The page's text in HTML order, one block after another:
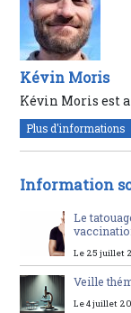
Kévin Moris
Kévin Moris est
Plus d'informations
Information
Le
Le 25 juillet
Veille
Le 4 juillet